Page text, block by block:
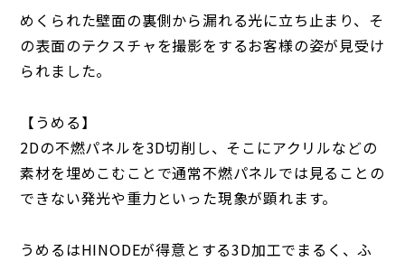
めくられた壁面の裏側から漏れる光に立ち止まり、そ
の表面のテクスチャを撮影をするお客様の姿が見受け
られました。
【うめる】
2Dの不燃パネルを3D切削し、そこにアクリルなどの
素材を埋めこむことで通常不燃パネルでは見ることの
できない発光や重力といった現象が顕れます。
うめるはHINODEが得意とする3D加工でまるく、ふ